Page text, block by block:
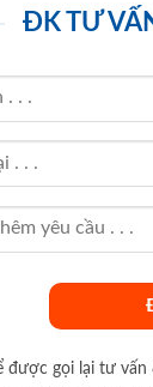
ĐK TƯ
được gọi lại tư